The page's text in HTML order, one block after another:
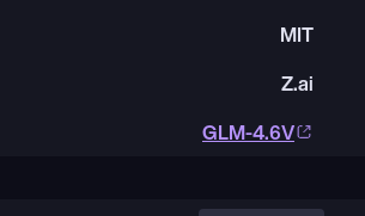
MIT
Z.ai
GLM-4.6V